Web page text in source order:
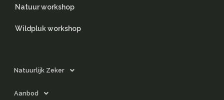
Natuurlijk Zeker
Aanbod
Natuur workshop
Wildpluk workshop